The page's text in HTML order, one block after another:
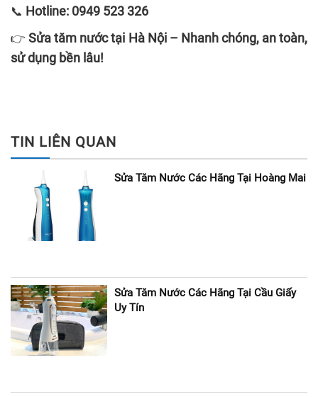
📞 Hotline: 0949 523 326
👉Sửa tăm nước tại Hà Nội – Nhanh chóng, an toàn,
sử dụng bền lâu!
TIN LIÊN QUAN
Sửa Tăm Nước Các Hãng Tại Hoàng Mai
Sửa Tăm Nước Các Hãng Tại Cầu Giấy
Uy Tín